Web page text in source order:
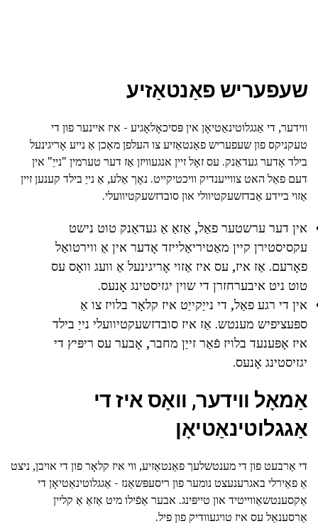
שעפעריש פאַנטאַזיע
ווידער, די אַגגלוטינאַטיאָן אין פּסיכאָלאָגיע - איז איינער פון די
טעקניקס פון שעפעריש פאַנטאַזיע צו העלפן מאַכן אַ נייע אָריגינעל
בילד אָדער געדאַנק. עס זאָל זיין אנגעוויזן אַז דער טערמין "נייַ" אין
דעם פאַל האט צווייענדיק וויכטיקייט. נאָך אַלע, אַ נייַ בילד קענען זיין
אַזוי ביידע אַבדזשעקטיוולי און סובדזשעקטיוועלי.
אין דער ערשטער פאַל, אַזאַ אַ געדאַנק טוט נישט
עקסיסטירן קיין מאַטיריאַלייזד אָדער אין אַ ווירטואַל
פאָרעם. אַז איז, עס איז אַזוי אָריגינעל אַ וועג וואָס עס
טוט ניט איבערחזרן די שוין יגזיסטינג אָנעס.
אין די רגע פאַל, די נייַקייַט איז קלאָר בלויז צו אַ
ספּעציפיש מענטש. אַז איז סובדזשעקטיוועלי נייַ בילד
איז אָפּענעד בלויז פֿאַר זייַן מחבר, אָבער עס ריפּיץ די
יגזיסטינג אָנעס.
אַמאָל ווידער, וואָס איז די
אַגגלוטינאַטיאָן
די אַרבעט פון די מענטשלעך פאַנטאַזיע, ווי איז קלאָר פון די אויבן, ניצט
אַ פאַירלי באגרענעצט נומער פון ריסעפּשאַנז - אַגגלוטינאַטיאָן די
אַקסענטשאַווייטיד און טייפּינג. אבער אַפֿילו מיט אַזאַ אַ קליין
אַרסענאַל עס איז טויגעוודיק פון פיל.